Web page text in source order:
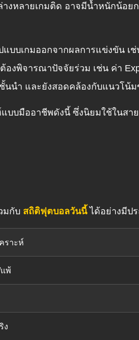
งหลายเกมติด อาจมีน้ำหนักน้อ
บบเกมออกจากผลการแข่งขัน เ
ต้องพิจารณาปัจจัยร่วม เช่น ค่า
นนำ และยังสอดคล้องกับแนวโน้
แบบมืออาชีพดังนี้ ซึ่งนิยมใช้ในสาย
มกับ สถิติฟุตบอลวันนี้ได้อย่างมีป
ราะห์
พ้
ง